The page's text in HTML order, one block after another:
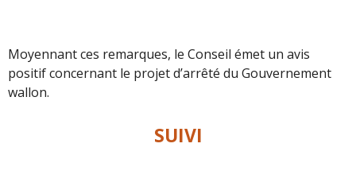
Moyennant ces remarques, le Conseil émet un avis
positif concernant le projet d’arrêté du Gouvernement
wallon.
SUIVI